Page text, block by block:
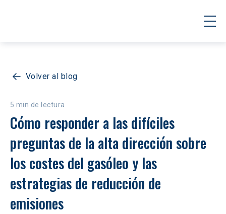
Volver al blog
5 min de lectura
Cómo responder a las difíciles
preguntas de la alta dirección sobre
los costes del gasóleo y las
estrategias de reducción de
emisiones